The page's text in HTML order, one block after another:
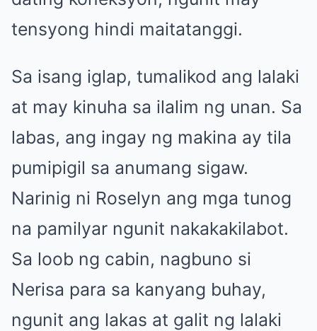
tensyong hindi maitatanggi.
Sa isang iglap, tumalikod ang lalaki
at may kinuha sa ilalim ng unan. Sa
labas, ang ingay ng makina ay tila
pumipigil sa anumang sigaw.
Narinig ni Roselyn ang mga tunog
na pamilyar ngunit nakakakilabot.
Sa loob ng cabin, nagbuno si
Nerisa para sa kanyang buhay,
ngunit ang lakas at galit ng lalaki